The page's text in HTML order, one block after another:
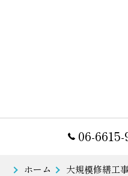
06-6615-
ホーム 大規模修繕工